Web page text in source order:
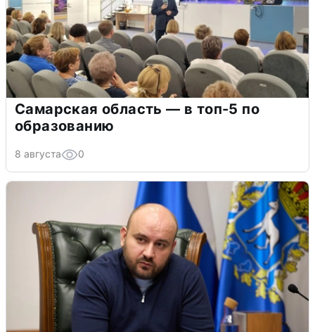
Самарская область — в топ-5 по
образованию
8 августа 0